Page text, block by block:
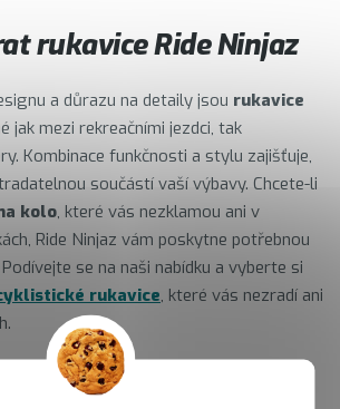
rukavice Ride Ninjaz
a důrazu na detaily jsou rukavice
jak mezi rekreačními jezdci, tak
Kombinace funkčnosti a stylu zajišťuje,
součástí vaší výbavy. Chcete-li
kolo, které vás nezklamou ani v
Ride Ninjaz vám poskytne potřebnou
Podívejte se na naši nabídku a vyberte si
rukavice, které vás nezradí ani
Ride Ninjaz